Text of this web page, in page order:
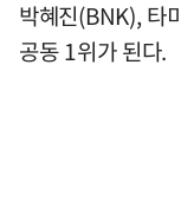
박혜진(BNK), 타
공동 1위가 된다.